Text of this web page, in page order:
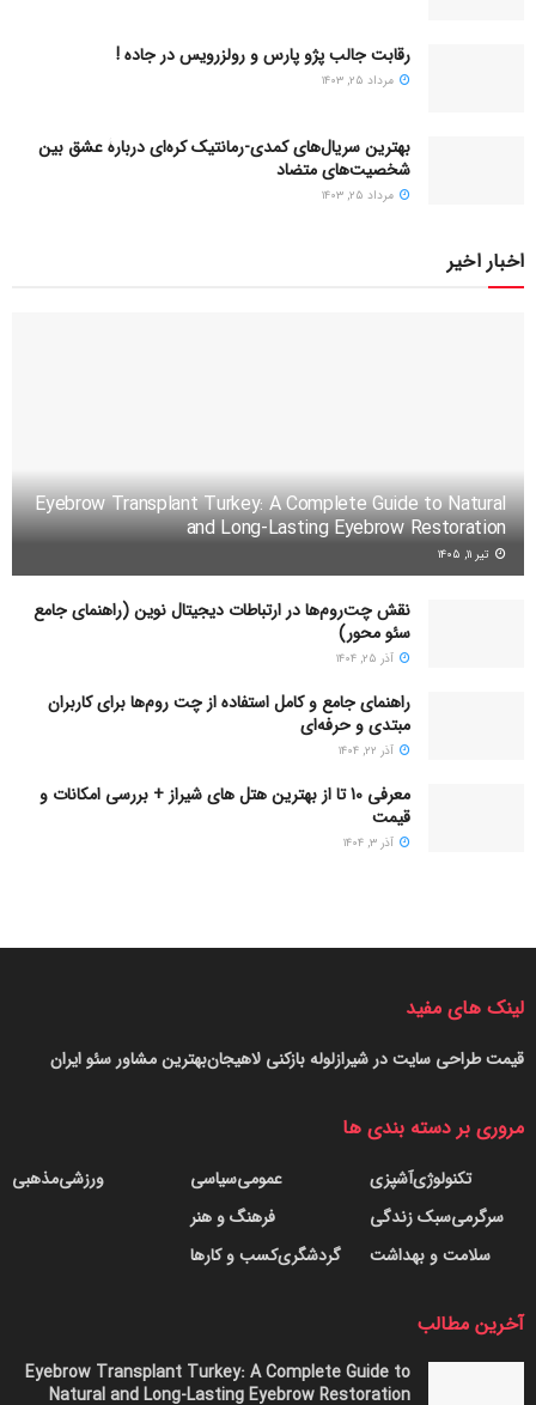
رقابت جالب پژو پارس و رولزرویس در جاده !
مرداد ۲۵, ۱۴۰۳
بهترین سریال‌های کمدی-رمانتیک کره‌ای دربارۀ عشق بین
شخصیت‌های متضاد
مرداد ۲۵, ۱۴۰۳
اخبار اخیر
Eyebrow Transplant Turkey: A Complete Guide to Natural
and Long-Lasting Eyebrow Restoration
تیر ۱۱, ۱۴۰۵
نقش چت‌روم‌ها در ارتباطات دیجیتال نوین (راهنمای جامع
سئو محور)
آذر ۲۵, ۱۴۰۴
راهنمای جامع و کامل استفاده از چت روم‌ها برای کاربران
مبتدی و حرفه‌ای
آذر ۲۲, ۱۴۰۴
معرفی 10 تا از بهترین هتل های شیراز + بررسی امکانات و
قیمت
آذر ۳, ۱۴۰۴
لینک های مفید
بهترین مشاور سئو ایرانلوله بازکنی لاهیجانقیمت طراحی سایت در شیراز
مروری بر دسته بندی ها
آشپزیتکنولوژی
سبک زندگیسرگرمی
سلامت و بهداشت
سیاسیعمومی
فرهنگ و هنر
کسب و کارهاگردشگری
مذهبیورزشی
آخرین مطالب
Eyebrow Transplant Turkey: A Complete Guide to
Natural and Long-Lasting Eyebrow Restoration